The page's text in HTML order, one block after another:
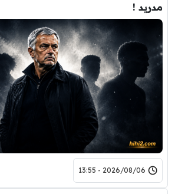
مدريد !
2026/08/06 - 13:55